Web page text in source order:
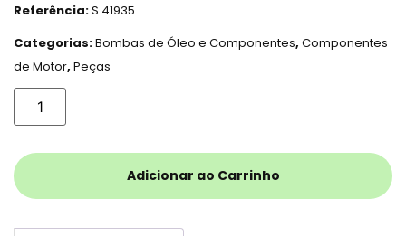
Referência:S.41935
Categorias:Bombas de Óleo e Componentes, Componentes
de Motor, Peças
Adicionar ao Carrinho